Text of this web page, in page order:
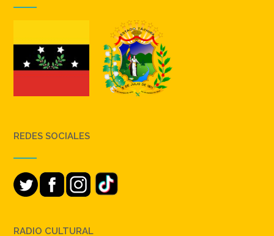
REDES SOCIALES
RADIO CULTURAL